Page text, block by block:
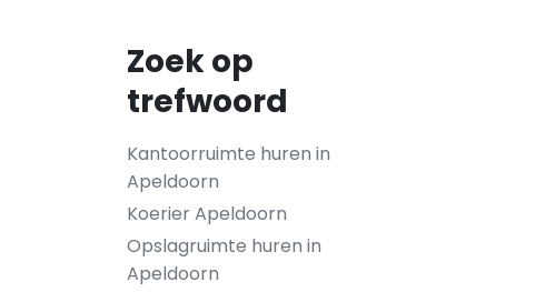
Zoek op
trefwoord
Kantoorruimte huren in
Apeldoorn
Koerier Apeldoorn
Opslagruimte huren in
Apeldoorn